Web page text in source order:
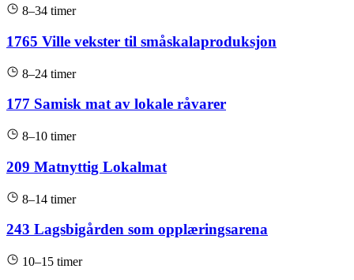
8–34 timer
1765 Ville vekster til småskalaproduksjon
8–24 timer
177 Samisk mat av lokale råvarer
8–10 timer
209 Matnyttig Lokalmat
8–14 timer
243 Lagsbigården som opplæringsarena
10–15 timer